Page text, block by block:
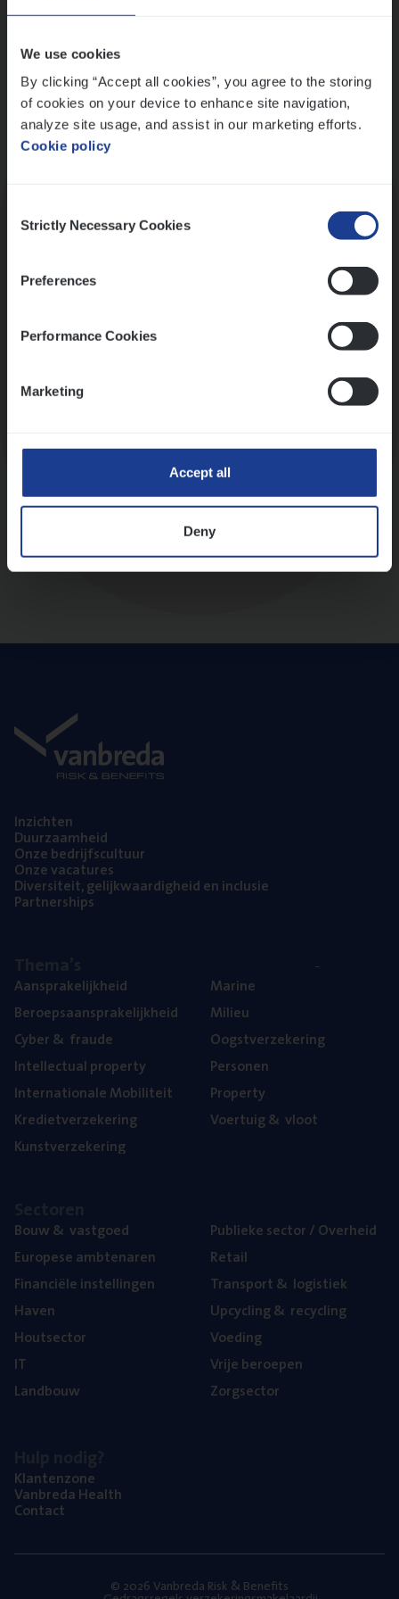
We use cookies
By clicking “Accept all cookies”, you agree to the storing
of cookies on your device to enhance site navigation,
analyze site usage, and assist in our marketing efforts.
Cookie policy
Selection
Strictly Necessary Cookies
Preferences
Performance Cookies
Marketing
Accept all
Deny
Inzich­ten
Duur­zaam­heid
Onze bedrijfs­cul­tuur
Onze vaca­tu­res
Diver­si­teit, gelijk­waar­dig­heid en inclusie
Part­ner­ships
Aan­spra­ke­lijk­heid
Beroeps­aan­spra­ke­lijk­heid
Cyber& fraude
Intel­lec­tu­al property
Inter­na­ti­o­na­le Mobiliteit
Kre­diet­ver­ze­ke­ring
Kunst­ver­ze­ke­ring
Mari­ne
Mili­eu
Oogst­ver­ze­ke­ring
Per­so­nen
Pro­per­ty
Voer­tuig& vloot
Bouw& vastgoed
Euro­pe­se ambtenaren
Finan­ci­ë­le instellingen
Haven
Hout­sec­tor
IT
Land­bouw
Publie­ke sec­tor / Overheid
Retail
Trans­port& logistiek
Upcy­cling& recycling
Voe­ding
Vrije beroe­pen
Zorg­sec­tor
Klan­ten­zo­ne
Van­b­re­da Health
Con­tact
© 2026 Vanbreda Risk & Benefits